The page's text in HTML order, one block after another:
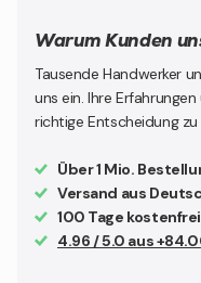
Warum Kunden
Tausende Handwerker
uns ein. Ihre
richtige Entscheidung
Über 1 Mio.
Versand aus
100 Tage
4.96 / 5.0 aus